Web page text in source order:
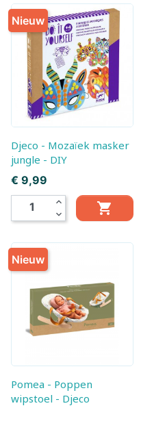
Djeco - Mozaïek masker
jungle - DIY
Prijs
€ 9,99
expand_less
expand_more

Nieuw
Pomea - Poppen
wipstoel - Djeco
Nieuw